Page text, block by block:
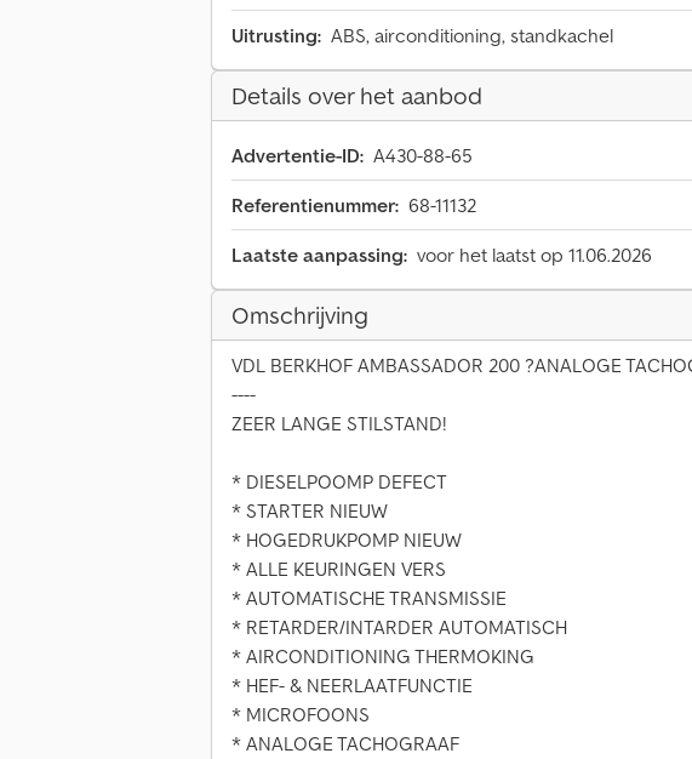
Uitrusting: ABS, airconditioning, standkachel
Details over het aanbod
Advertentie-ID: A430-88-65
Referentienummer: 68-11132
Laatste aanpassing: voor het laatst op 11.06.2026
Omschrijving
VDL BERKHOF AMBASSADOR 200 ?ANALOGE
----
ZEER LANGE STILSTAND!
* DIESELPOOMP DEFECT
* STARTER NIEUW
* HOGEDRUKPOMP NIEUW
* ALLE KEURINGEN VERS
* AUTOMATISCHE TRANSMISSIE
* RETARDER/INTARDER AUTOMATISCH
* AIRCONDITIONING THERMOKING
* HEF- & NEERLAATFUNCTIE
* MICROFOONS
* ANALOGE TACHOGRAAF